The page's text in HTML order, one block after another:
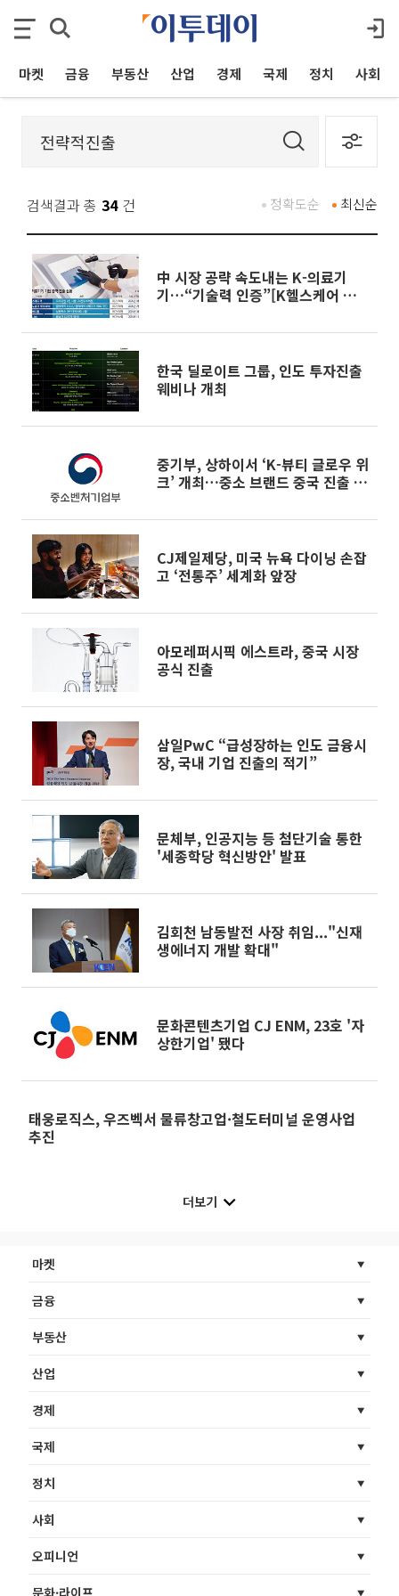
마켓 금융 부동산 산업 경제 국제 정치 사회
검색결과 총 34 건 최신순
정확도순
中 시장 공략 속도내는 K-의료기
기…“기술력 인증”[K헬스케어 中
한국 딜로이트 그룹, 인도 투자진출
웨비나 개최
중기부, 상하이서 ‘K-뷰티 글로우 위
크’ 개최…중소 브랜드 중국 진출 지
CJ제일제당, 미국 뉴욕 다이닝 손잡
고 ‘전통주’ 세계화 앞장
아모레퍼시픽 에스트라, 중국 시장
공식 진출
삼일PwC “급성장하는 인도 금융시
장, 국내 기업 진출의 적기”
문체부, 인공지능 등 첨단기술 통한
'세종학당 혁신방안' 발표
김회천 남동발전 사장 취임..."신재
생에너지 개발 확대"
문화콘텐츠기업 CJ ENM, 23호 '자
상한기업' 됐다
태웅로직스, 우즈벡서 물류창고업·철도터미널 운영사업
추진
더보기
마켓
금융
부동산
산업
경제
국제
정치
사회
오피니언
문화·라이프